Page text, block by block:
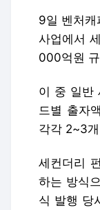
9일 벤처캐
사업에서
000억원
이 중 일반
드별 출자
각각 2~3
세컨더리
하는 방식
식 발행 당